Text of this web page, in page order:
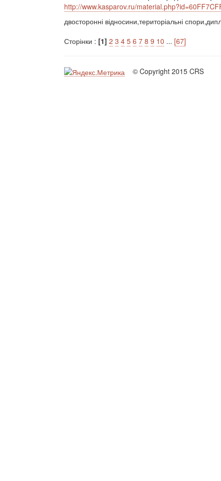
http://www.kasparov.ru/
двосторонні відносини,територіальні
Сторінки : [1] 2 3 4 5 6 7 8 9 10 ... [67]
© Copyright 2015 CRS